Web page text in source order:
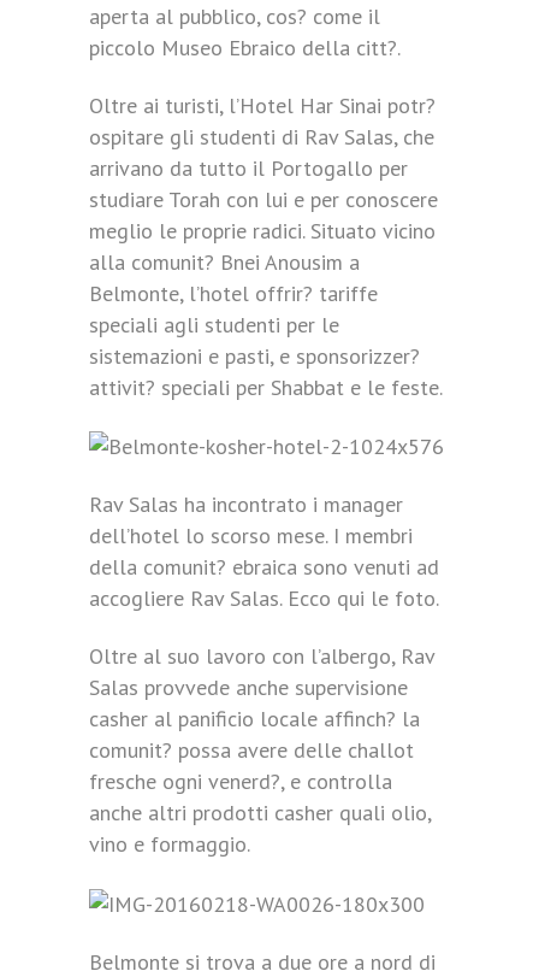
aperta al pubblico, cos? come il
piccolo Museo Ebraico della citt?.
Oltre ai turisti, l’Hotel Har Sinai potr?
ospitare gli studenti di Rav Salas, che
arrivano da tutto il Portogallo per
studiare Torah con lui e per conoscere
meglio le proprie radici. Situato vicino
alla comunit? Bnei Anousim a
Belmonte, l’hotel offrir? tariffe
speciali agli studenti per le
sistemazioni e pasti, e sponsorizzer?
attivit? speciali per Shabbat e le feste.
Rav Salas ha incontrato i manager
dell’hotel lo scorso mese. I membri
della comunit? ebraica sono venuti ad
accogliere Rav Salas. Ecco qui le foto.
Oltre al suo lavoro con l’albergo, Rav
Salas provvede anche supervisione
casher al panificio locale affinch? la
comunit? possa avere delle challot
fresche ogni venerd?, e controlla
anche altri prodotti casher quali olio,
vino e formaggio.
Belmonte si trova a due ore a nord di